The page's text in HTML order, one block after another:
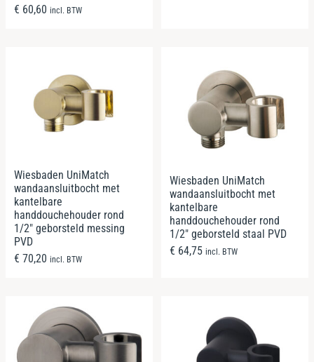
€ 60,60 incl. BTW
Wiesbaden UniMatch
wandaansluitbocht met
kantelbare
handdouchehouder rond
1/2″ geborsteld messing
PVD
€ 70,20 incl. BTW
Wiesbaden UniMatch
wandaansluitbocht met
kantelbare
handdouchehouder rond
1/2″ geborsteld staal PVD
€ 64,75 incl. BTW